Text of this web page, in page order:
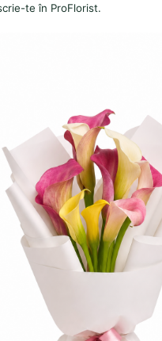
te în ProFlorist.